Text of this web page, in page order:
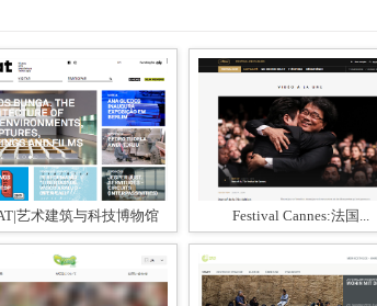
艺术建筑与科技博物馆 Festival Cannes:法国...